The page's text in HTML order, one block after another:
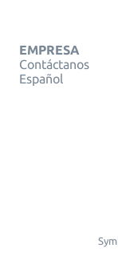
EMPRESA
Contáctanos
Español